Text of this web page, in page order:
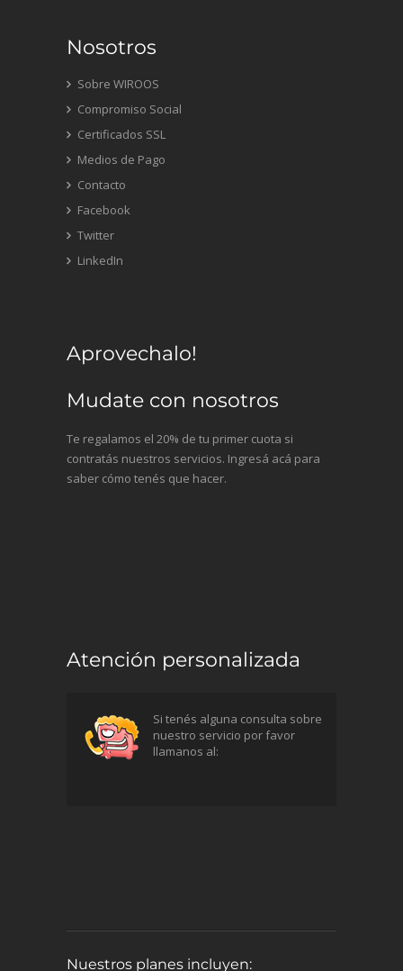
Nosotros
Sobre WIROOS
Compromiso Social
Certificados SSL
Medios de Pago
Contacto
Facebook
Twitter
LinkedIn
Aprovechalo!
Mudate con nosotros
Te regalamos el 20% de tu primer cuota si
contratás nuestros servicios. Ingresá acá para
saber cómo tenés que hacer.
Atención personalizada
Si tenés alguna consulta sobre
nuestro servicio por favor
llamanos al:
Nuestros planes incluyen: